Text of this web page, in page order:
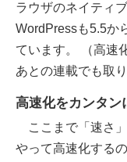
ラウザのネイティ
WordPressも5.5か
ています。 （高速
あとの連載でも取
高速化をカンタ
ここまで「速さ
やって高速化する